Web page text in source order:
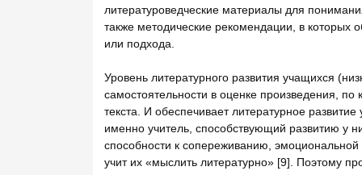
литературоведческие материалы для
также методические рекомендации, в которых
или подхода.
Уровень литературного развития учащихся
самостоятельности в оценке произведения,
текста. И обеспечивает литературное
именно учитель, способствующий развитию у
способности к сопереживанию, эмоциональной
учит их «мыслить литературно» [9]. Поэтому